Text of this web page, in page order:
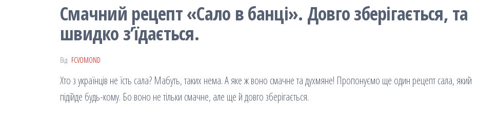
Смачний рецепт «Сало в банці». Довго зберігається, та
швидко з’їдається.
Від FCVOMOND
Хто з українців не їсть сала? Мабуть, таких нема. А яке ж воно смачне та духмяне! Пропонуємо ще один рецепт сала, який
підійде будь-кому. Бо воно не тільки смачне, але ще й довго зберігається.